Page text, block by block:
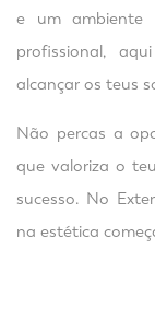
e um ambiente
profissional,
alcançar os teus
Não percas a
que valoriza o
sucesso. No
na estética